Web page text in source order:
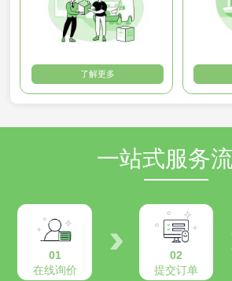
了解更多
一站式服务
01
在线询价
02
提交订单